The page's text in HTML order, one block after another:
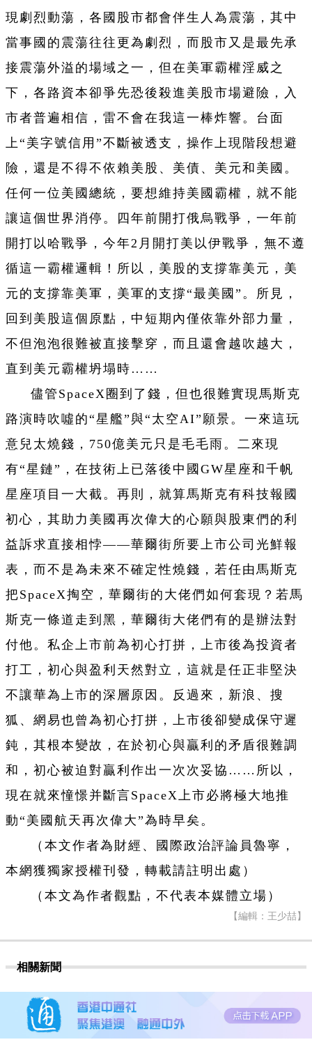
現劇烈動蕩，各國股市都會伴生人為震蕩，其中
當事國的震蕩往往更為劇烈，而股市又是最先承
接震蕩外溢的場域之一，但在美軍霸權淫威之
下，各路資本卻爭先恐後殺進美股市場避險，入
市者普遍相信，雷不會在我這一棒炸響。台面
上“美字號信用”不斷被透支，操作上現階段想避
險，還是不得不依賴美股、美債、美元和美國。
任何一位美國總統，要想維持美國霸權，就不能
讓這個世界消停。四年前開打俄烏戰爭，一年前
開打以哈戰爭，今年2月開打美以伊戰爭，無不遵
循這一霸權邏輯！所以，美股的支撐靠美元，美
元的支撐靠美軍，美軍的支撐“最美國”。所見，
回到美股這個原點，中短期內僅依靠外部力量，
不但泡泡很難被直接擊穿，而且還會越吹越大，
直到美元霸權坍塌時……
儘管SpaceX圈到了錢，但也很難實現馬斯克
路演時吹噓的“星艦”與“太空AI”願景。一來這玩
意兒太燒錢，750億美元只是毛毛雨。二來現
有“星鏈”，在技術上已落後中國GW星座和千帆
星座項目一大截。再則，就算馬斯克有科技報國
初心，其助力美國再次偉大的心願與股東們的利
益訴求直接相悖——華爾街所要上市公司光鮮報
表，而不是為未來不確定性燒錢，若任由馬斯克
把SpaceX掏空，華爾街的大佬們如何套現？若馬
斯克一條道走到黑，華爾街大佬們有的是辦法對
付他。私企上市前為初心打拼，上市後為投資者
打工，初心與盈利天然對立，這就是任正非堅決
不讓華為上市的深層原因。反過來，新浪、搜
狐、網易也曾為初心打拼，上市後卻變成保守遲
鈍，其根本變故，在於初心與贏利的矛盾很難調
和，初心被迫對贏利作出一次次妥協……所以，
現在就來憧憬并斷言SpaceX上市必將極大地推
動“美國航天再次偉大”為時早矣。
（本文作者為財經、國際政治評論員魯寧，
本網獲獨家授權刊發，轉載請註明出處）
（本文為作者觀點，不代表本媒體立場）
【編輯：王少喆】
相關新聞